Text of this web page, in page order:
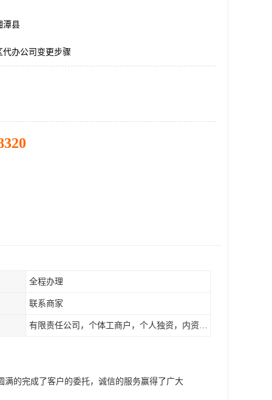
潭县
代办公司变更步骤
全程办理
联系商家
有限责任公司，个体工商户，个人独资，内资，外资
的完成了客户的委托，诚信的服务赢得了广大